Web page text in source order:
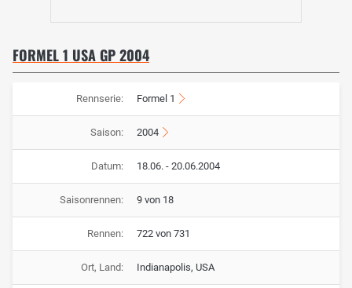
FORMEL 1 USA GP 2004
Rennserie: Formel 1
Saison: 2004
Datum: 18.06. - 20.06.2004
Saisonrennen: 9 von 18
Rennen: 722 von 731
Ort, Land: Indianapolis, USA